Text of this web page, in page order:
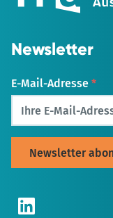
neuen
geöffnet
Newsletter
E-Mail-Adresse *
LinkedIn